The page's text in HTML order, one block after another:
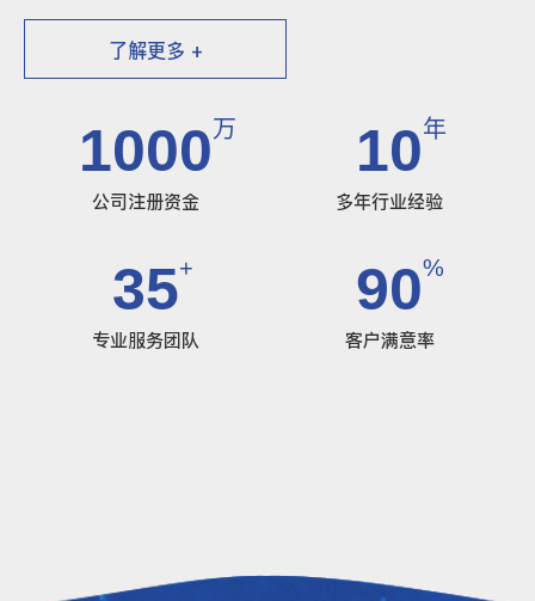
了解更多 +
1000万
公司注册资金
10年
多年行业经验
35+
专业服务团队
90%
客户满意率